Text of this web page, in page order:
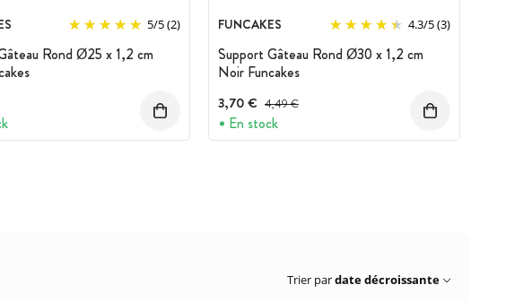
5/5(2)
Rond Ø25 x 1,2 cm
FUNCAKES 4.3/5(3)
Support Gâteau Rond Ø30 x 1,2 cm
Noir Funcakes
3,70 € Prix avant réduction :
4,49 €
En stock
Trier pardate décroissante